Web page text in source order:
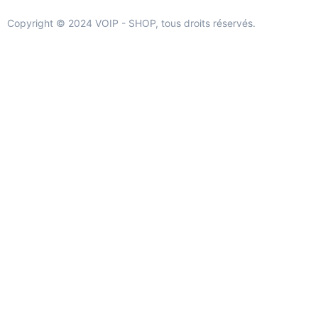
Copyright © 2024 VOIP - SHOP, tous droits réservés.